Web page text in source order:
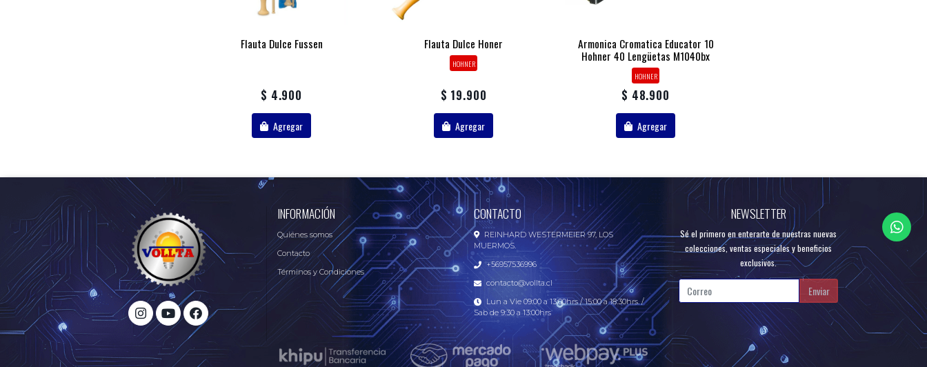
Flauta Dulce Fussen
$ 4.900
Agregar
Flauta Dulce Honer
HOHNER
$ 19.900
Agregar
Armonica Cromatica Educator 10
Hohner 40 Lengüetas M1040bx
HOHNER
$ 48.900
Agregar
INFORMACIÓN
Quiénes somos
Contacto
Términos y Condiciones
CONTACTO
REINHARD WESTERMEIER 97, LOS
MUERMOS.
+56957536996
contacto@vollta.cl
Lun a Vie 09:00 a 13:00hrs / 15:00 a 18:30hrs. /
Sab de 9:30 a 13:00hrs
NEWSLETTER
Sé el primero en enterarte de nuestras nuevas
colecciones, ventas especiales y beneficios
exclusivos.
Enviar